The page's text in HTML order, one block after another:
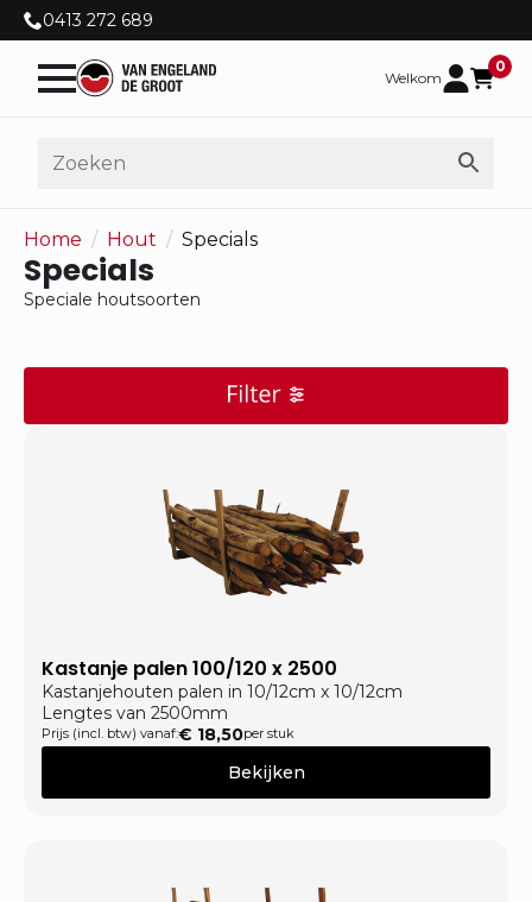
0413 272 689
Welkom
0
Home Hout Specials
Specials
Speciale houtsoorten
Kastanje palen 100/120 x 2500
Kastanjehouten palen in 10/12cm x 10/12cm
Lengtes van 2500mm
Prijs (incl. btw) vanaf:€ 18,50per stuk
Bekijken